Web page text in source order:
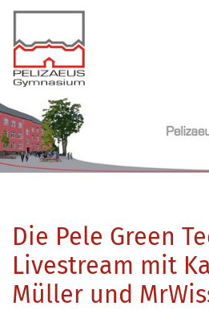
Die Pele Green
Livestream mit
Müller und